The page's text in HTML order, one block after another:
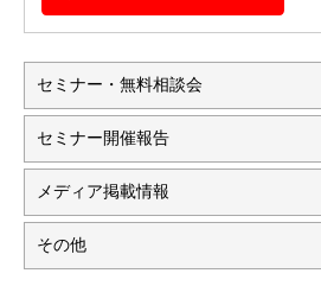
セミナー・無料相談会
セミナー開催報告
メディア掲載情報
その他